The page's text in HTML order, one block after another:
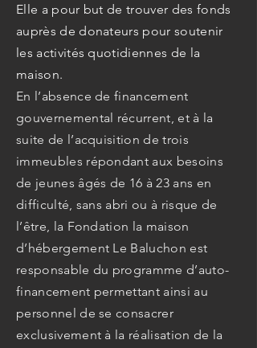
Elle a pour but de trouver des fonds
auprès de donateurs pour soutenir
les activités quotidiennes de la
maison.
En l’absence de financement
gouvernemental récurrent, et à la
suite de l’acquisition de trois
immeubles répondant aux besoins
de jeunes âgés de 16 à 23 ans en
difficulté, sans abri ou à risque de
l’être, la Fondation la maison
d’hébergement Le Baluchon est
responsable du programme d’auto-
financement permettant ainsi au
personnel de se consacrer
exclusivement à la réalisation de la